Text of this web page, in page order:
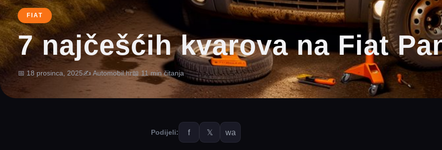
FIAT
7 najčešćih kvarova na Fiat
📅 18 prosinca, 2025✍️ Automobil.hr📖 11 min čitanja
Podijeli: f 𝕏 wa